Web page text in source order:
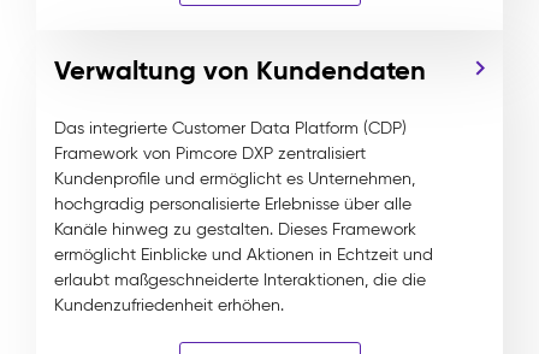
Verwaltung von Kundendaten
Das integrierte Customer Data Platform (CDP)
Framework von Pimcore DXP zentralisiert
Kundenprofile und ermöglicht es Unternehmen,
hochgradig personalisierte Erlebnisse über alle
Kanäle hinweg zu gestalten. Dieses Framework
ermöglicht Einblicke und Aktionen in Echtzeit und
erlaubt maßgeschneiderte Interaktionen, die die
Kundenzufriedenheit erhöhen.